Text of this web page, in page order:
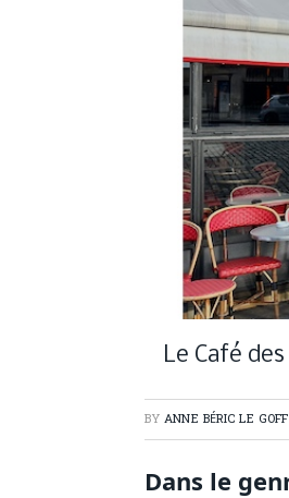
Le Café
BY ANNE BÉRIC LE GOFF
Dans le